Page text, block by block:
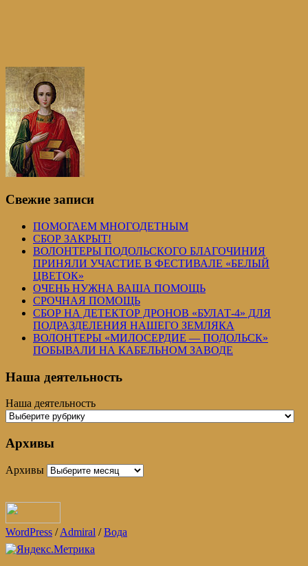
Свежие записи
ПОМОГАЕМ МНОГОДЕТНЫМ
СБОР ЗАКРЫТ!
ВОЛОНТЕРЫ ПОДОЛЬСКОГО БЛАГОЧИНИЯ
ПРИНЯЛИ УЧАСТИЕ В ФЕСТИВАЛЕ «БЕЛЫЙ
ЦВЕТОК»
ОЧЕНЬ НУЖНА ВАША ПОМОЩЬ
СРОЧНАЯ ПОМОЩЬ
СБОР НА ДЕТЕКТОР ДРОНОВ «БУЛАТ-4» ДЛЯ
ПОДРАЗДЕЛЕНИЯ НАШЕГО ЗЕМЛЯКА
ВОЛОНТЕРЫ «МИЛОСЕРДИЕ — ПОДОЛЬСК»
ПОБЫВАЛИ НА КАБЕЛЬНОМ ЗАВОДЕ
Наша деятельность
Наша деятельность
Архивы
Архивы
WordPress /Admiral /Вода